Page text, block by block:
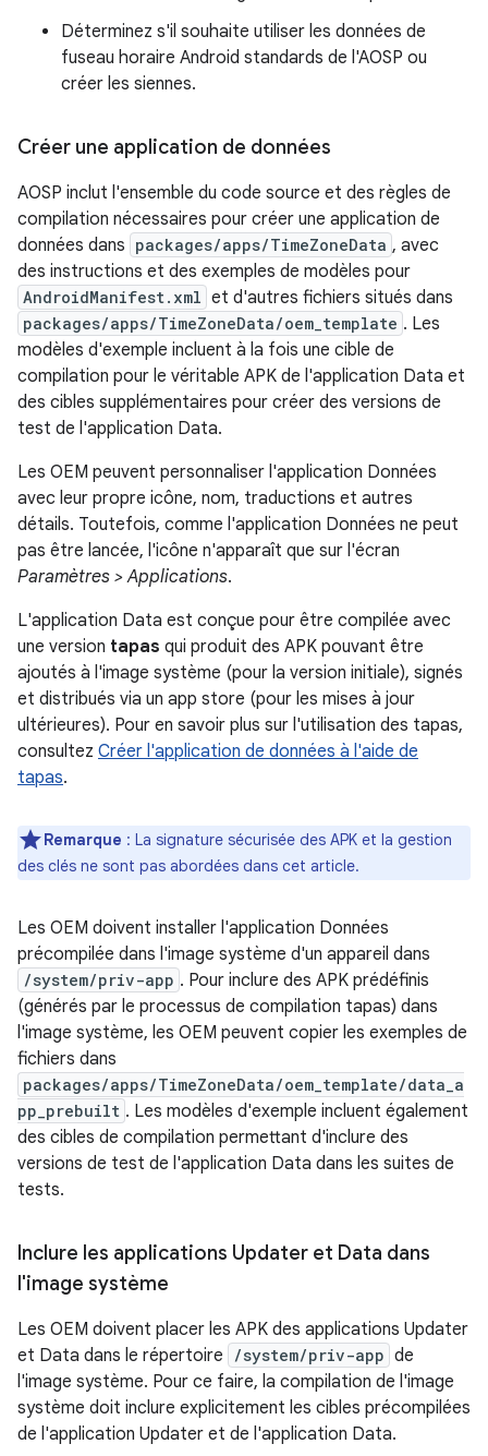
Déterminez s'il souhaite utiliser les données de
fuseau horaire Android standards de l'AOSP ou
créer les siennes.
Créer une application de données
AOSP inclut l'ensemble du code source et des règles de
compilation nécessaires pour créer une application de
données dans packages/apps/TimeZoneData , avec
des instructions et des exemples de modèles pour
AndroidManifest.xml et d'autres fichiers situés dans
packages/apps/TimeZoneData/oem_template . Les
modèles d'exemple incluent à la fois une cible de
compilation pour le véritable APK de l'application Data et
des cibles supplémentaires pour créer des versions de
test de l'application Data.
Les OEM peuvent personnaliser l'application Données
avec leur propre icône, nom, traductions et autres
détails. Toutefois, comme l'application Données ne peut
pas être lancée, l'icône n'apparaît que sur l'écran
Paramètres > Applications.
L'application Data est conçue pour être compilée avec
une version tapas qui produit des APK pouvant être
ajoutés à l'image système (pour la version initiale), signés
et distribués via un app store (pour les mises à jour
ultérieures). Pour en savoir plus sur l'utilisation des tapas,
consultez Créer l'application de données à l'aide de
tapas.
Remarque : La signature sécurisée des APK et la gestion
des clés ne sont pas abordées dans cet article.
Les OEM doivent installer l'application Données
précompilée dans l'image système d'un appareil dans
/system/priv-app . Pour inclure des APK prédéfinis
(générés par le processus de compilation tapas) dans
l'image système, les OEM peuvent copier les exemples de
fichiers dans
packages/apps/TimeZoneData/oem_template/data_a
pp_prebuilt . Les modèles d'exemple incluent également
des cibles de compilation permettant d'inclure des
versions de test de l'application Data dans les suites de
tests.
Inclure les applications Updater et Data dans
l'image système
Les OEM doivent placer les APK des applications Updater
et Data dans le répertoire
/system/priv-app de
l'image système. Pour ce faire, la compilation de l'image
système doit inclure explicitement les cibles précompilées
de l'application Updater et de l'application Data.